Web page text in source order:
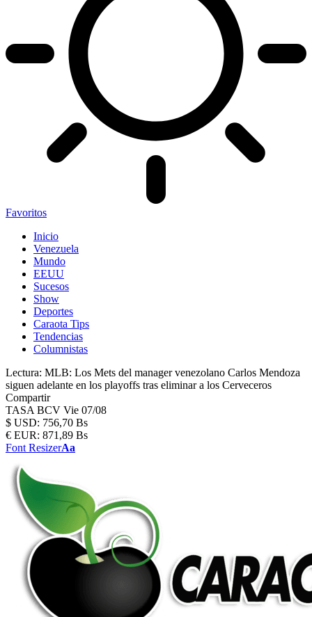
Favoritos
Inicio
Venezuela
Mundo
EEUU
Sucesos
Show
Deportes
Caraota Tips
Tendencias
Columnistas
Lectura: MLB: Los Mets del manager venezolano Carlos Mendoza
siguen adelante en los playoffs tras eliminar a los Cerveceros
Compartir
TASA BCV Vie 07/08
$ USD: 756,70 Bs
€ EUR: 871,89 Bs
Font ResizerAa